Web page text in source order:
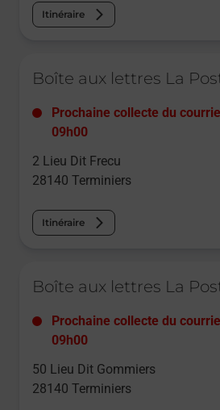
Itinéraire
Boîte aux lettres La
Prochaine collecte du
09h00
2 Lieu Dit Frecu
28140 Terminiers
Itinéraire
Boîte aux lettres La
Prochaine collecte du
09h00
50 Lieu Dit Gommiers
28140 Terminiers